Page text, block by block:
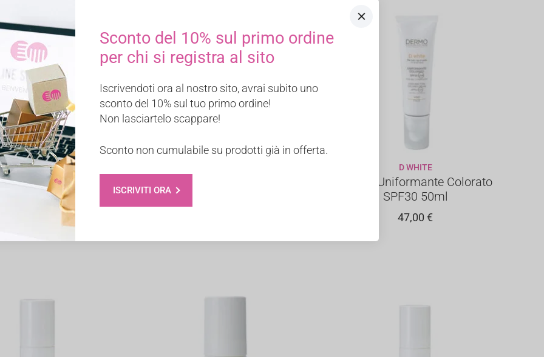
AL CARRELLO
OPTYMA
Contorno Occhi
Immediato 24h
AGGIUNGI AL CARRELLO
uniformante antismog SPF20
AGGIUNGI AL CARRELLO
D WHITE
Crema Uniformante Colorato
SPF30 50ml
47,00€
Sconto del 10% sul primo ordine
per chi si registra al sito
Iscrivendoti ora al nostro sito, avrai subito uno
sconto del 10% sul tuo primo ordine!
Non lasciartelo scappare!
Sconto non cumulabile su prodotti già in offerta.
ISCRIVITI ORA